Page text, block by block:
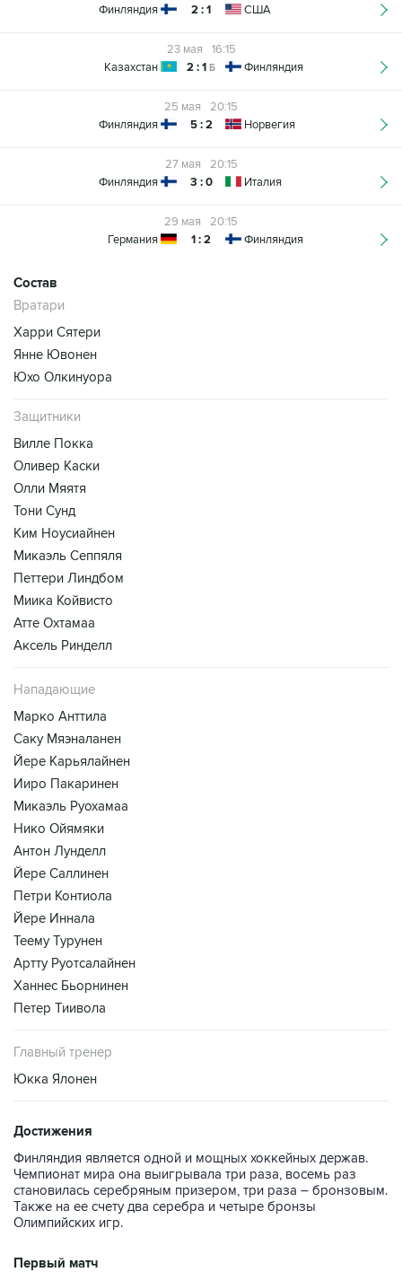
Финляндия
2 : 1 США
23 мая
16:15
Казахстан
2 : 1 Б Финляндия
25 мая
20:15
Финляндия
5 : 2 Норвегия
27 мая
20:15
Финляндия
3 : 0 Италия
29 мая
20:15
Германия
1 : 2 Финляндия
Состав
Вратари
Харри Сятери
Янне Ювонен
Юхо Олкинуора
Защитники
Вилле Покка
Оливер Каски
Олли Мяятя
Тони Сунд
Ким Ноусиайнен
Микаэль Сеппяля
Петтери Линдбом
Миика Койвисто
Атте Охтамаа
Аксель Ринделл
Нападающие
Марко Анттила
Саку Мяэналанен
Йере Карьялайнен
Ииро Пакаринен
Микаэль Руохамаа
Нико Ойямяки
Антон Лунделл
Йере Саллинен
Петри Контиола
Йере Иннала
Теему Турунен
Артту Руотсалайнен
Ханнес Бьорнинен
Петер Тиивола
Главный тренер
Юкка Ялонен
Достижения
Финляндия является одной и мощных хоккейных держав.
Чемпионат мира она выигрывала три раза, восемь раз
становилась серебряным призером, три раза – бронзовым.
Также на ее счету два серебра и четыре бронзы
Олимпийских игр.
Первый матч